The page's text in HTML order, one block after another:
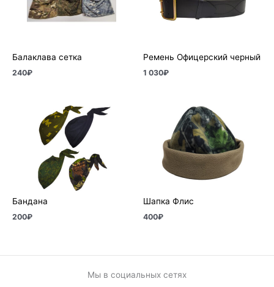
Балаклава сетка
240₽
Ремень Офицерский черный
1 030₽
Бандана
200₽
Шапка Флис
400₽
Мы в социальных сетях